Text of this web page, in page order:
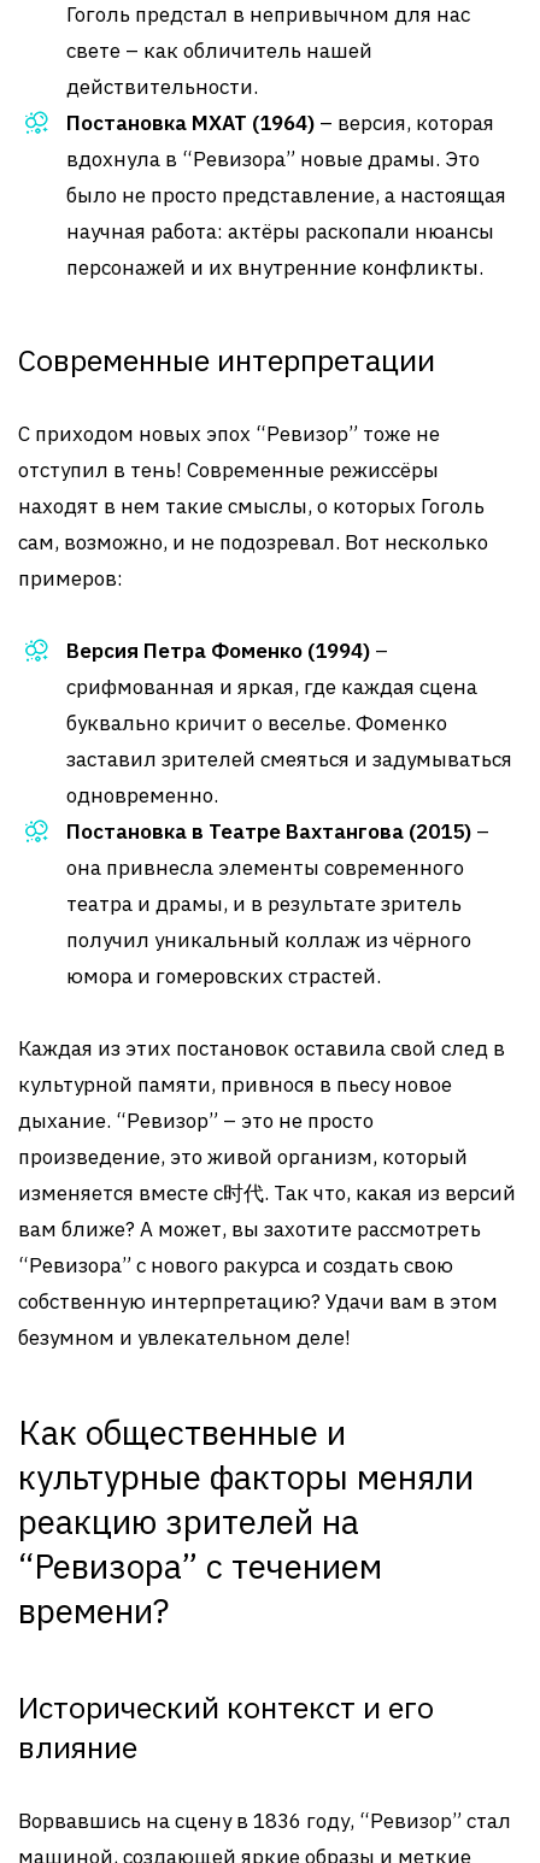
Гоголь предстал в непривычном для нас
свете – как обличитель нашей
действительности.
Постановка МХАТ (1964) – версия, которая
вдохнула в “Ревизора” новые драмы. Это
было не просто представление, а настоящая
научная работа: актёры раскопали нюансы
персонажей и их внутренние конфликты.
Современные интерпретации
С приходом новых эпох “Ревизор” тоже не
отступил в тень! Современные режиссёры
находят в нем такие смыслы, о которых Гоголь
сам, возможно, и не подозревал. Вот несколько
примеров:
Версия Петра Фоменко (1994) –
срифмованная и яркая, где каждая сцена
буквально кричит о веселье. Фоменко
заставил зрителей смеяться и задумываться
одновременно.
Постановка в Театре Вахтангова (2015) –
она привнесла элементы современного
театра и драмы, и в результате зритель
получил уникальный коллаж из чёрного
юмора и гомеровских страстей.
Каждая из этих постановок оставила свой след в
культурной памяти, привнося в пьесу новое
дыхание. “Ревизор” – это не просто
произведение, это живой организм, который
изменяется вместе с时代. Так что, какая из версий
вам ближе? А может, вы захотите рассмотреть
“Ревизора” с нового ракурса и создать свою
собственную интерпретацию? Удачи вам в этом
безумном и увлекательном деле!
Как общественные и
культурные факторы меняли
реакцию зрителей на
“Ревизора” с течением
времени?
Исторический контекст и его
влияние
Ворвавшись на сцену в 1836 году, “Ревизор” стал
машиной, создающей яркие образы и меткие